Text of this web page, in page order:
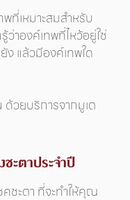
ที่เหมาะสมสำหรับ
าองค์เทพที่ไหว้อยู่ใช่
แล้วมีองค์เทพใด
วยบริการจากมูเต
ะตาประจำปี
ชะตา ที่จะทำให้คุณ